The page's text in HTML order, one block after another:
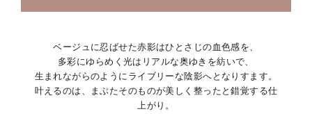
ベージュに忍ばせた赤影はひとさじの血色感を、
多彩にゆらめく光はリアルな奥ゆきを紡いで、
生まれながらのようにライブリーな陰影へとなりすます。
叶えるのは、まぶたそのものが美しく整ったと錯覚する仕
上がり。